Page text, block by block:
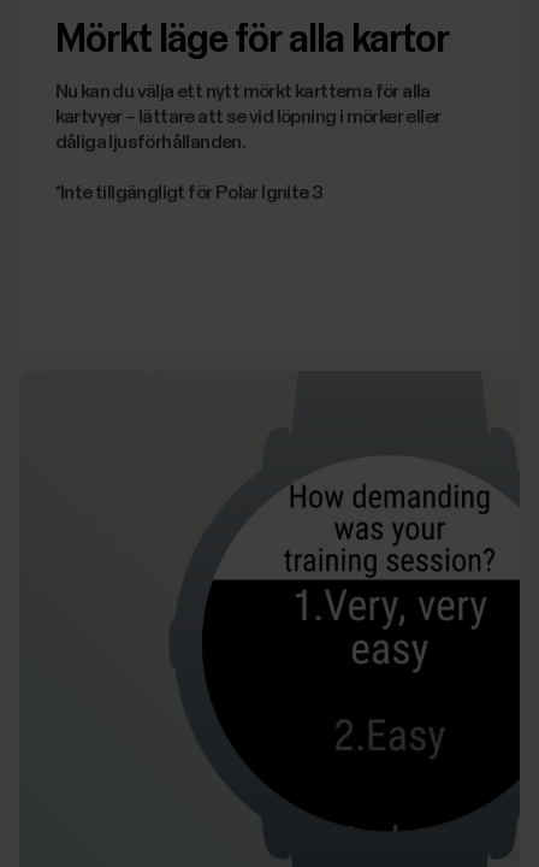
Mörkt läge för alla kartor
Nu kan du välja ett nytt mörkt karttema för alla
kartvyer – lättare att se vid löpning i mörker eller
dåliga ljusförhållanden.
*Inte tillgängligt för Polar Ignite 3